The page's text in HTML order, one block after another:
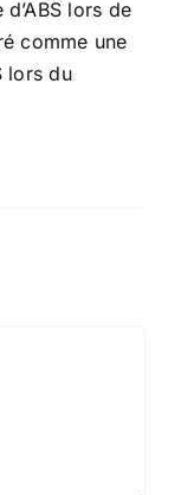
lors de
comme une
lors du